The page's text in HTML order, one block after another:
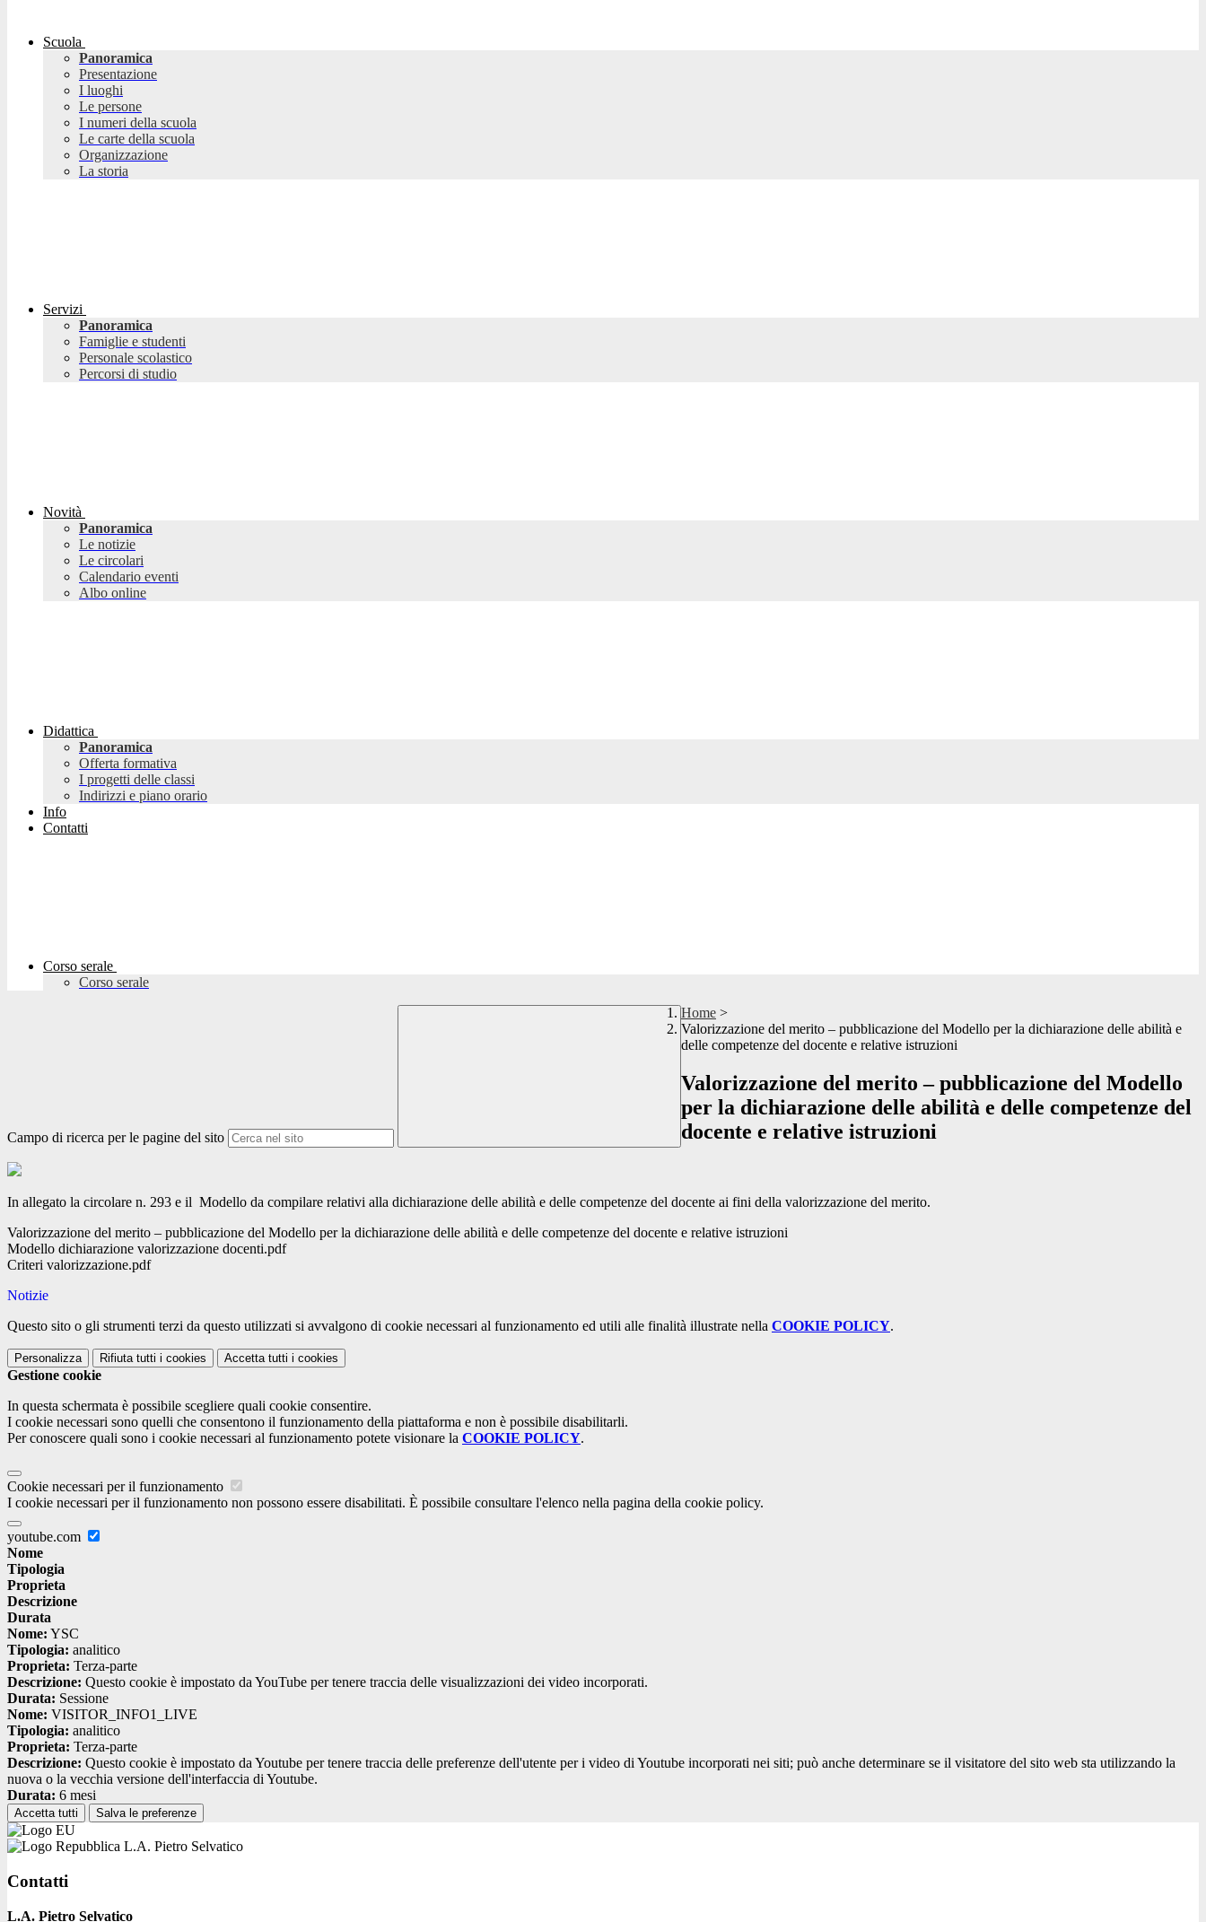
Scuola
Panoramica
Presentazione
I luoghi
Le persone
I numeri della scuola
Le carte della scuola
Organizzazione
La storia
Servizi
Panoramica
Famiglie e studenti
Personale scolastico
Percorsi di studio
Novità
Panoramica
Le notizie
Le circolari
Calendario eventi
Albo online
Didattica
Panoramica
Offerta formativa
I progetti delle classi
Indirizzi e piano orario
Info
Contatti
Corso serale
Corso serale
Campo di ricerca per le pagine del sito
Home >
Valorizzazione del merito – pubblicazione del Modello per la dichiarazione delle abilità e
delle competenze del docente e relative istruzioni
Valorizzazione del merito – pubblicazione del Modello
per la dichiarazione delle abilità e delle competenze del
docente e relative istruzioni
In allegato la circolare n. 293 e il Modello da compilare relativi alla dichiarazione delle abilità e delle competenze del docente ai fini della valorizzazione del merito.
Valorizzazione del merito – pubblicazione del Modello per la dichiarazione delle abilità e delle competenze del docente e relative istruzioni
Modello dichiarazione valorizzazione docenti.pdf
Criteri valorizzazione.pdf
Notizie
Questo sito o gli strumenti terzi da questo utilizzati si avvalgono di cookie necessari al funzionamento ed utili alle finalità illustrate nella COOKIE POLICY.
Personalizza Rifiuta tutti i cookies Accetta tutti i cookies
Gestione cookie
In questa schermata è possibile scegliere quali cookie consentire.
I cookie necessari sono quelli che consentono il funzionamento della piattaforma e non è possibile disabilitarli.
Per conoscere quali sono i cookie necessari al funzionamento potete visionare la COOKIE POLICY.
Cookie necessari per il funzionamento
I cookie necessari per il funzionamento non possono essere disabilitati. È possibile consultare l'elenco nella pagina della cookie policy.
youtube.com
Nome
Tipologia
Proprieta
Descrizione
Durata
Nome: YSC
Tipologia: analitico
Proprieta: Terza-parte
Descrizione: Questo cookie è impostato da YouTube per tenere traccia delle visualizzazioni dei video incorporati.
Durata: Sessione
Nome: VISITOR_INFO1_LIVE
Tipologia: analitico
Proprieta: Terza-parte
Descrizione: Questo cookie è impostato da Youtube per tenere traccia delle preferenze dell'utente per i video di Youtube incorporati nei siti; può anche determinare se il visitatore del sito web sta utilizzando la
nuova o la vecchia versione dell'interfaccia di Youtube.
Durata: 6 mesi
Accetta tutti Salva le preferenze
L.A. Pietro Selvatico
Contatti
L.A. Pietro Selvatico